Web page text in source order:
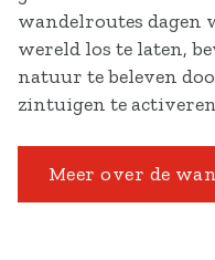
wandelroutes dagen
wereld los te laten,
natuur te beleven
zintuigen te
Meer over de